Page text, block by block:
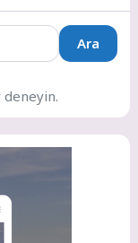
Ara